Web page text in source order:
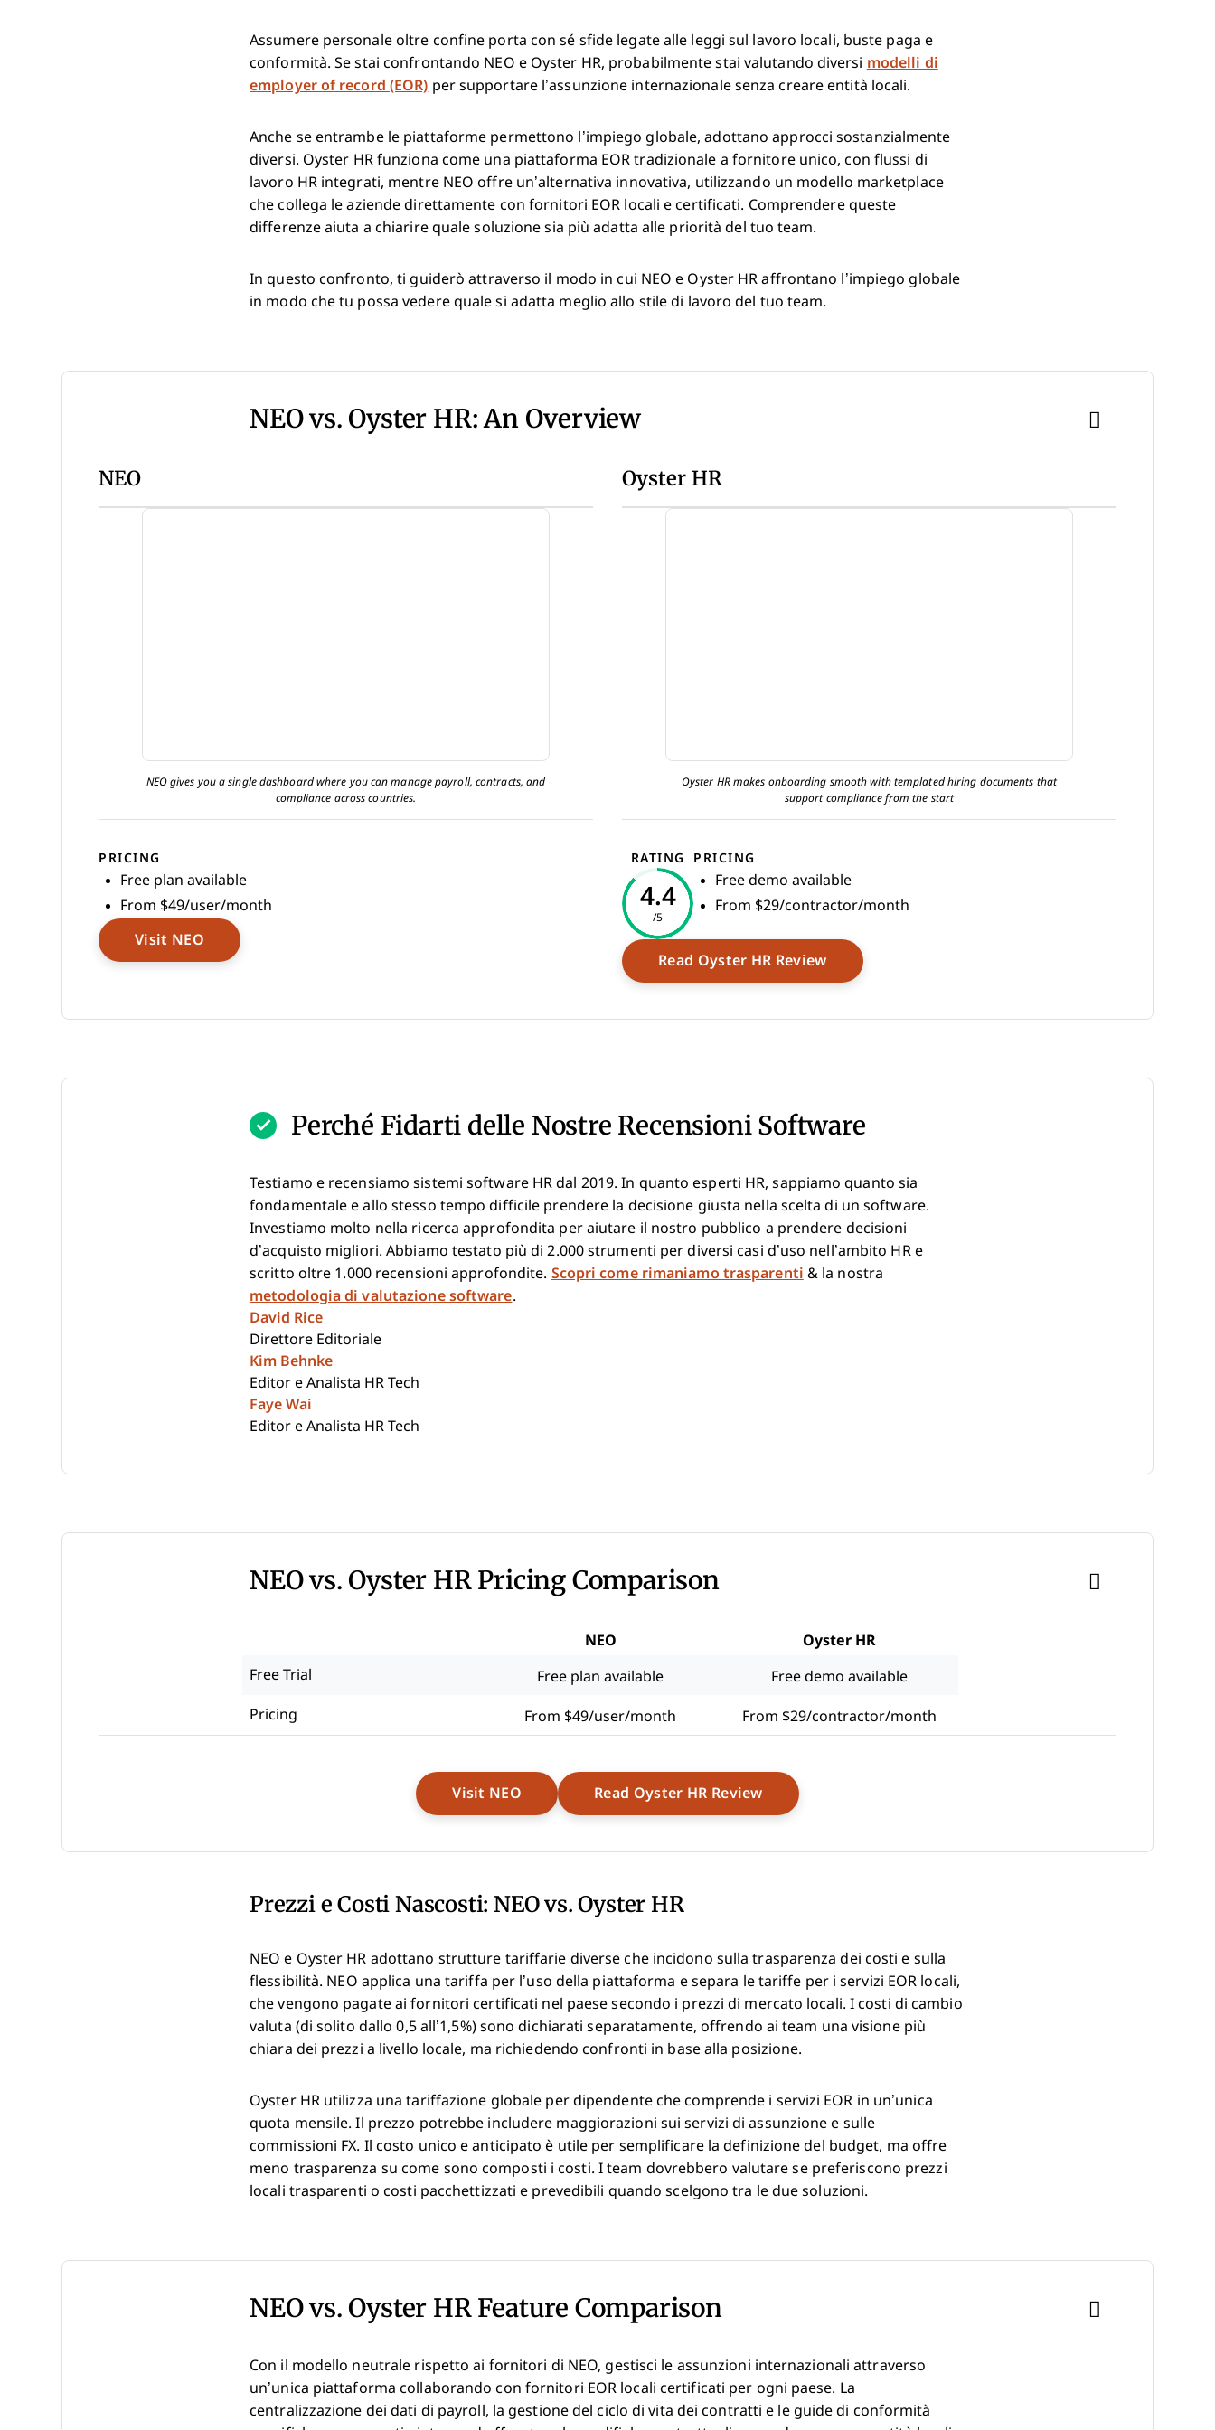
Assumere personale oltre confine porta con sé sfide legate alle leggi sul lavoro locali, buste paga e
conformità. Se stai confrontando NEO e Oyster HR, probabilmente stai valutando diversi modelli di
employer of record (EOR) per supportare l’assunzione internazionale senza creare entità locali.
Anche se entrambe le piattaforme permettono l’impiego globale, adottano approcci sostanzialmente
diversi. Oyster HR funziona come una piattaforma EOR tradizionale a fornitore unico, con flussi di
lavoro HR integrati, mentre NEO offre un’alternativa innovativa, utilizzando un modello marketplace
che collega le aziende direttamente con fornitori EOR locali e certificati. Comprendere queste
differenze aiuta a chiarire quale soluzione sia più adatta alle priorità del tuo team.
In questo confronto, ti guiderò attraverso il modo in cui NEO e Oyster HR affrontano l’impiego globale
in modo che tu possa vedere quale si adatta meglio allo stile di lavoro del tuo team.
NEO vs. Oyster HR: An Overview
NEO
NEO gives you a single dashboard where you can manage payroll, contracts, and
compliance across countries.
PRICING
Free plan available
From $49/user/month
Visit NEOOpens New Window
Oyster HR
Oyster HR makes onboarding smooth with templated hiring documents that
support compliance from the start
RATING
4.4
/5
PRICING
Free demo available
From $29/contractor/month
Read Oyster HR ReviewOpens New Window
Perché Fidarti delle Nostre Recensioni Software
Testiamo e recensiamo sistemi software HR dal 2019. In quanto esperti HR, sappiamo quanto sia
fondamentale e allo stesso tempo difficile prendere la decisione giusta nella scelta di un software.
Investiamo molto nella ricerca approfondita per aiutare il nostro pubblico a prendere decisioni
d’acquisto migliori. Abbiamo testato più di 2.000 strumenti per diversi casi d’uso nell’ambito HR e
scritto oltre 1.000 recensioni approfondite. Scopri come rimaniamo trasparenti & la nostra
metodologia di valutazione software.
David Rice
Direttore Editoriale
Kim Behnke
Editor e Analista HR Tech
Faye Wai
Editor e Analista HR Tech
NEO vs. Oyster HR Pricing Comparison
NEO Oyster HR
Free Trial Free plan available Free demo available
Pricing From $49/user/month From $29/contractor/month
Visit NEO Opens New Window
Read Oyster HR ReviewOpens New Window
Prezzi e Costi Nascosti: NEO vs. Oyster HR
NEO e Oyster HR adottano strutture tariffarie diverse che incidono sulla trasparenza dei costi e sulla
flessibilità. NEO applica una tariffa per l’uso della piattaforma e separa le tariffe per i servizi EOR locali,
che vengono pagate ai fornitori certificati nel paese secondo i prezzi di mercato locali. I costi di cambio
valuta (di solito dallo 0,5 all’1,5%) sono dichiarati separatamente, offrendo ai team una visione più
chiara dei prezzi a livello locale, ma richiedendo confronti in base alla posizione.
Oyster HR utilizza una tariffazione globale per dipendente che comprende i servizi EOR in un’unica
quota mensile. Il prezzo potrebbe includere maggiorazioni sui servizi di assunzione e sulle
commissioni FX. Il costo unico e anticipato è utile per semplificare la definizione del budget, ma offre
meno trasparenza su come sono composti i costi. I team dovrebbero valutare se preferiscono prezzi
locali trasparenti o costi pacchettizzati e prevedibili quando scelgono tra le due soluzioni.
NEO vs. Oyster HR Feature Comparison
Con il modello neutrale rispetto ai fornitori di NEO, gestisci le assunzioni internazionali attraverso
un’unica piattaforma collaborando con fornitori EOR locali certificati per ogni paese. La
centralizzazione dei dati di payroll, la gestione del ciclo di vita dei contratti e le guide di conformità